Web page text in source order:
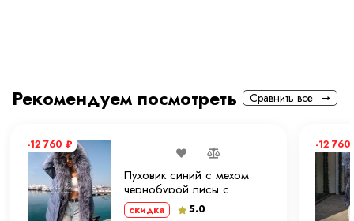
Дополнительная информация
Размер на модели 42
Длина 90 см
Рекомендуем посмотреть Сравнить все
-12 760 ₽
Пуховик синий с мехом
чернобурой лисы с
капюшоном 90 см.
скидка
5.0
-12 760